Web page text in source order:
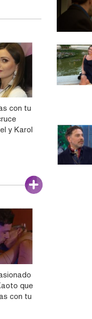
con tu
y Karol
que
con tu